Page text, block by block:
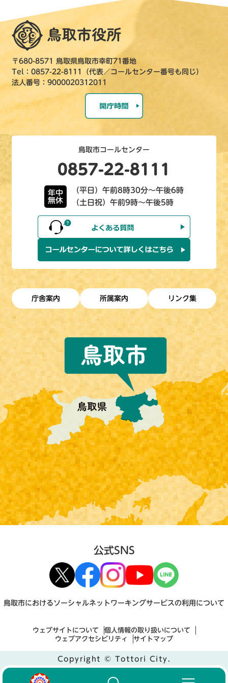
〒680-8571 鳥取県鳥取市幸町71番地
Tel：0857-22-8111（代表／コールセンター番号も同じ）
法人番号：9000020312011
鳥取市コールセンター
0857-22-8111
年中
無休
（平日）午前8時30分～午後6時
（土日祝）午前9時～午後5時
庁舎案内 所属案内 リンク集
公式SNS
鳥取市におけるソーシャルネットワーキングサービスの利用について
ウェブサイトについて
個人情報の取り扱いについて
ウェブアクセシビリティ
サイトマップ
Copyright © Tottori City.